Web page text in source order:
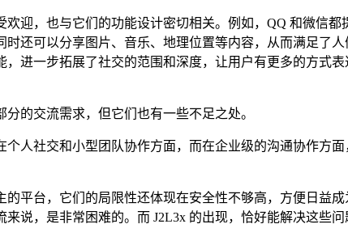
迎，也与它们的功能设计密切相关。例如，QQ 和微信都
还可以分享图片、音乐、地理位置等内容，从而满足了
，进一步拓展了社交的范围和深度，让用户有更多的方式
的交流需求，但它们也有一些不足之处。
人社交和小型团队协作方面，而在企业级的沟通协作方
的平台，它们的局限性还体现在安全性不够高，方便日益
说，是非常困难的。而 J2L3x 的出现，恰好能解决这些问